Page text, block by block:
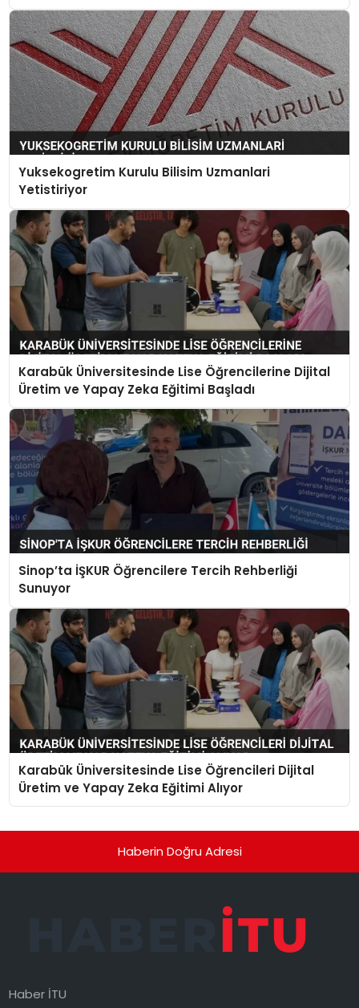
Yuksekogretim Kurulu Bilisim Uzmanlari
Yetistiriyor
Karabük Üniversitesinde Lise Öğrencilerine Dijital
Üretim ve Yapay Zeka Eğitimi Başladı
Sinop’ta İŞKUR Öğrencilere Tercih Rehberliği
Sunuyor
Karabük Üniversitesinde Lise Öğrencileri Dijital
Üretim ve Yapay Zeka Eğitimi Alıyor
Haberin Doğru Adresi
Haber İTU